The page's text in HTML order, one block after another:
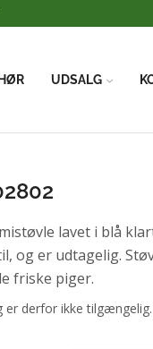
UDSALG
lavet i blå
og er udtagelig.
friske piger.
er derfor ikke tilgængelig.